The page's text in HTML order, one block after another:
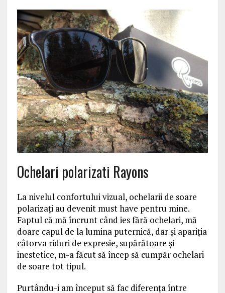
Ochelari polarizati Rayons
La nivelul confortului vizual, ochelarii de soare
polarizaţi au devenit must have pentru mine.
Faptul că mă încrunt când ies fără ochelari, mă
doare capul de la lumina puternică, dar şi apariţia
câtorva riduri de expresie, supărătoare şi
inestetice, m-a făcut să încep să cumpăr ochelari
de soare tot tipul.
Purtându-i am început să fac diferenţa între